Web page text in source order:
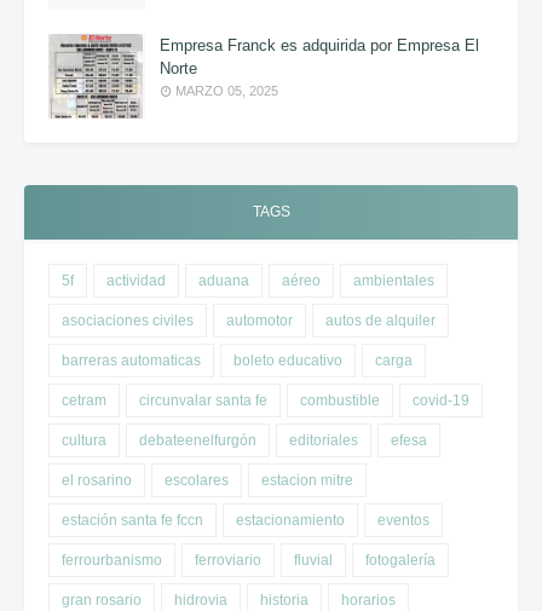
Empresa Franck es adquirida por Empresa El
Norte
MARZO 05, 2025
TAGS
5f actividad aduana aéreo ambientales
asociaciones civiles automotor autos de alquiler
barreras automaticas boleto educativo carga
cetram circunvalar santa fe combustible covid-19
cultura debateenelfurgón editoriales efesa
el rosarino escolares estacion mitre
estación santa fe fccn estacionamiento eventos
ferrourbanismo ferroviario fluvial fotogalería
gran rosario hidrovia historia horarios